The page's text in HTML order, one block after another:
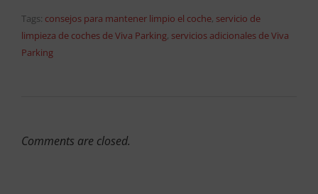
Tags: consejos para mantener limpio el coche, servicio de
limpieza de coches de Viva Parking, servicios adicionales de Viva
Parking
Comments are closed.